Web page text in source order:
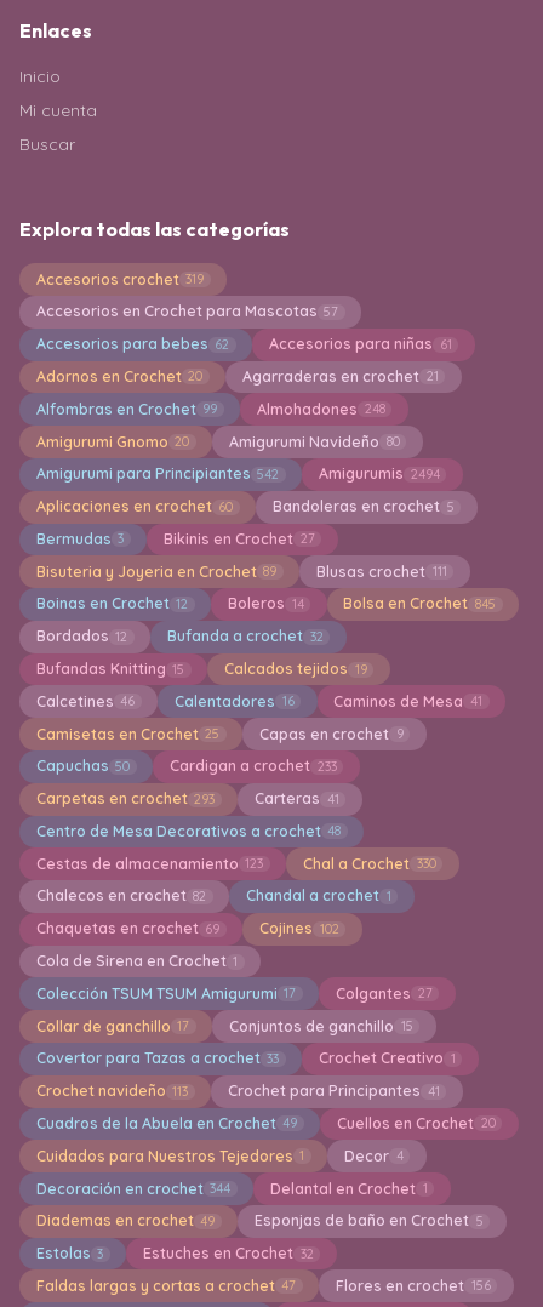
Enlaces
Inicio
Mi cuenta
Buscar
Explora todas las categorías
Accesorios crochet 319
Accesorios en Crochet para Mascotas 57
Accesorios para bebes 62 Accesorios para niñas 61
Adornos en Crochet 20 Agarraderas en crochet 21
Alfombras en Crochet 99 Almohadones 248
Amigurumi Gnomo 20 Amigurumi Navideño 80
Amigurumi para Principiantes 542 Amigurumis 2494
Aplicaciones en crochet 60 Bandoleras en crochet 5
Bermudas 3 Bikinis en Crochet 27
Bisuteria y Joyeria en Crochet 89 Blusas crochet 111
Boinas en Crochet 12 Boleros 14 Bolsa en Crochet 845
Bordados 12 Bufanda a crochet 32
Bufandas Knitting 15 Calcados tejidos 19
Calcetines 46 Calentadores 16 Caminos de Mesa 41
Camisetas en Crochet 25 Capas en crochet 9
Capuchas 50 Cardigan a crochet 233
Carpetas en crochet 293 Carteras 41
Centro de Mesa Decorativos a crochet 48
Cestas de almacenamiento 123 Chal a Crochet 330
Chalecos en crochet 82 Chandal a crochet 1
Chaquetas en crochet 69 Cojines 102
Cola de Sirena en Crochet 1
Colección TSUM TSUM Amigurumi 17 Colgantes 27
Collar de ganchillo 17 Conjuntos de ganchillo 15
Covertor para Tazas a crochet 33 Crochet Creativo 1
Crochet navideño 113 Crochet para Principantes 41
Cuadros de la Abuela en Crochet 49 Cuellos en Crochet 20
Cuidados para Nuestros Tejedores 1 Decor 4
Decoración en crochet 344 Delantal en Crochet 1
Diademas en crochet 49 Esponjas de baño en Crochet 5
Estolas 3 Estuches en Crochet 32
Faldas largas y cortas a crochet 47 Flores en crochet 156